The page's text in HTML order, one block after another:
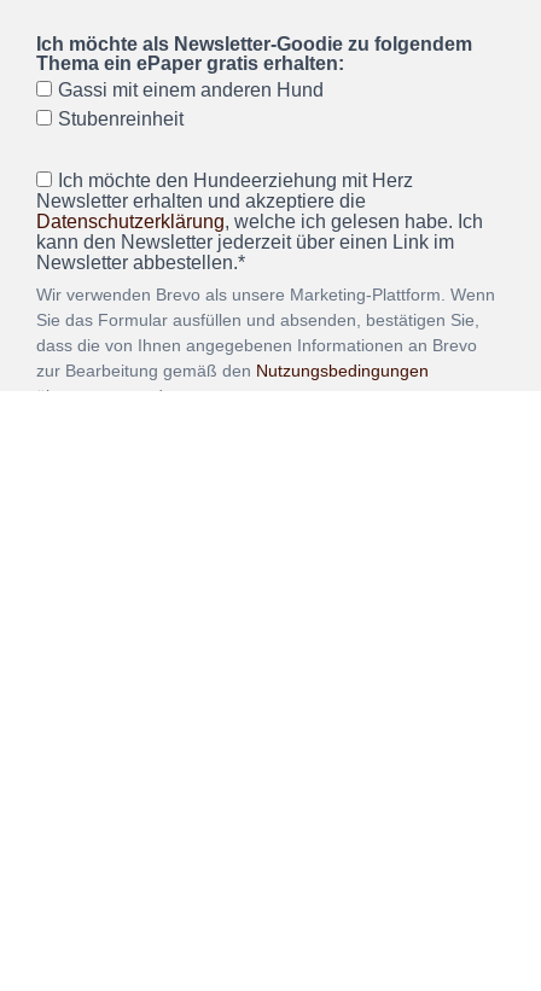
Ich möchte als Newsletter-Goodie zu folgendem
Thema ein ePaper gratis erhalten:
Gassi mit einem anderen Hund
Stubenreinheit
Ich möchte den Hundeerziehung mit Herz
Newsletter erhalten und akzeptiere die
Datenschutzerklärung, welche ich gelesen habe. Ich
kann den Newsletter jederzeit über einen Link im
Newsletter abbestellen.*
Wir verwenden Brevo als unsere Marketing-Plattform. Wenn
Sie das Formular ausfüllen und absenden, bestätigen Sie,
dass die von Ihnen angegebenen Informationen an Brevo
zur Bearbeitung gemäß den Nutzungsbedingungen
übertragen werden.